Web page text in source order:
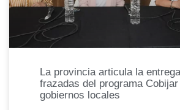
La provincia articula la
frazadas del programa
gobiernos locales